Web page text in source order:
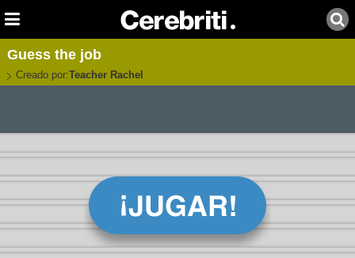
Guess the job
Creado por:Teacher Rachel